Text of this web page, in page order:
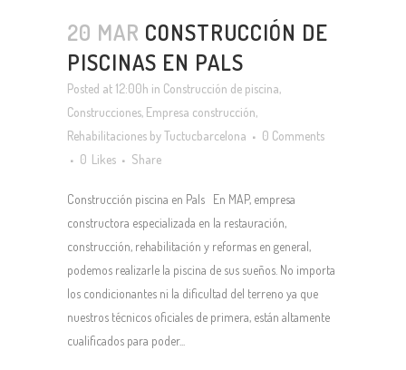
20 MAR CONSTRUCCIÓN DE
PISCINAS EN PALS
Posted at 12:00h in Construcción de piscina,
Construcciones, Empresa construcción,
Rehabilitaciones byTuctucbarcelona
0 Comments
0 Likes Share
Construcción piscina en Pals En MAP, empresa
constructora especializada en la restauración,
construcción, rehabilitación y reformas en general,
podemos realizarle la piscina de sus sueños. No importa
los condicionantes ni la dificultad del terreno ya que
nuestros técnicos oficiales de primera, están altamente
cualificados para poder...